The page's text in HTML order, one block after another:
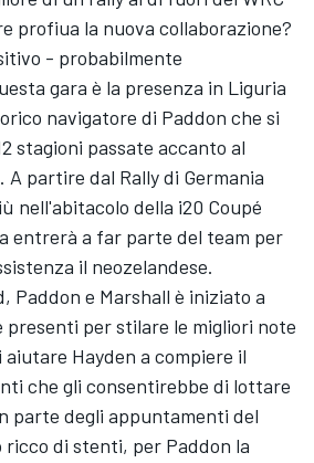
profiua la nuova collaborazione?
- probabilmente
gara è la presenza in Liguria
navigatore di Paddon che si
stagioni passate accanto al
A partire dal Rally di Germania
nell'abitacolo della i20 Coupé
entrerà a far parte del team per
il neozelandese.
Paddon e Marshall è iniziato a
per stilare le migliori note
Hayden a compiere il
che gli consentirebbe di lottare
parte degli appuntamenti del
ricco di stenti, per Paddon la